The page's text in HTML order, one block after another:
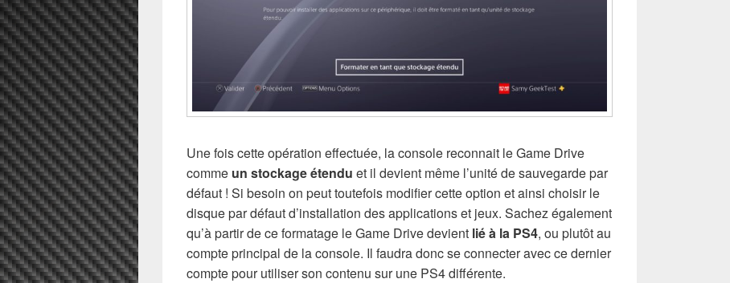
Une fois cette opération effectuée, la console reconnait le Game Drive
comme un stockage étendu et il devient même l’unité de sauvegarde par
défaut ! Si besoin on peut toutefois modifier cette option et ainsi choisir le
disque par défaut d’installation des applications et jeux. Sachez également
qu’à partir de ce formatage le Game Drive devient lié à la PS4, ou plutôt au
compte principal de la console. Il faudra donc se connecter avec ce dernier
compte pour utiliser son contenu sur une PS4 différente.